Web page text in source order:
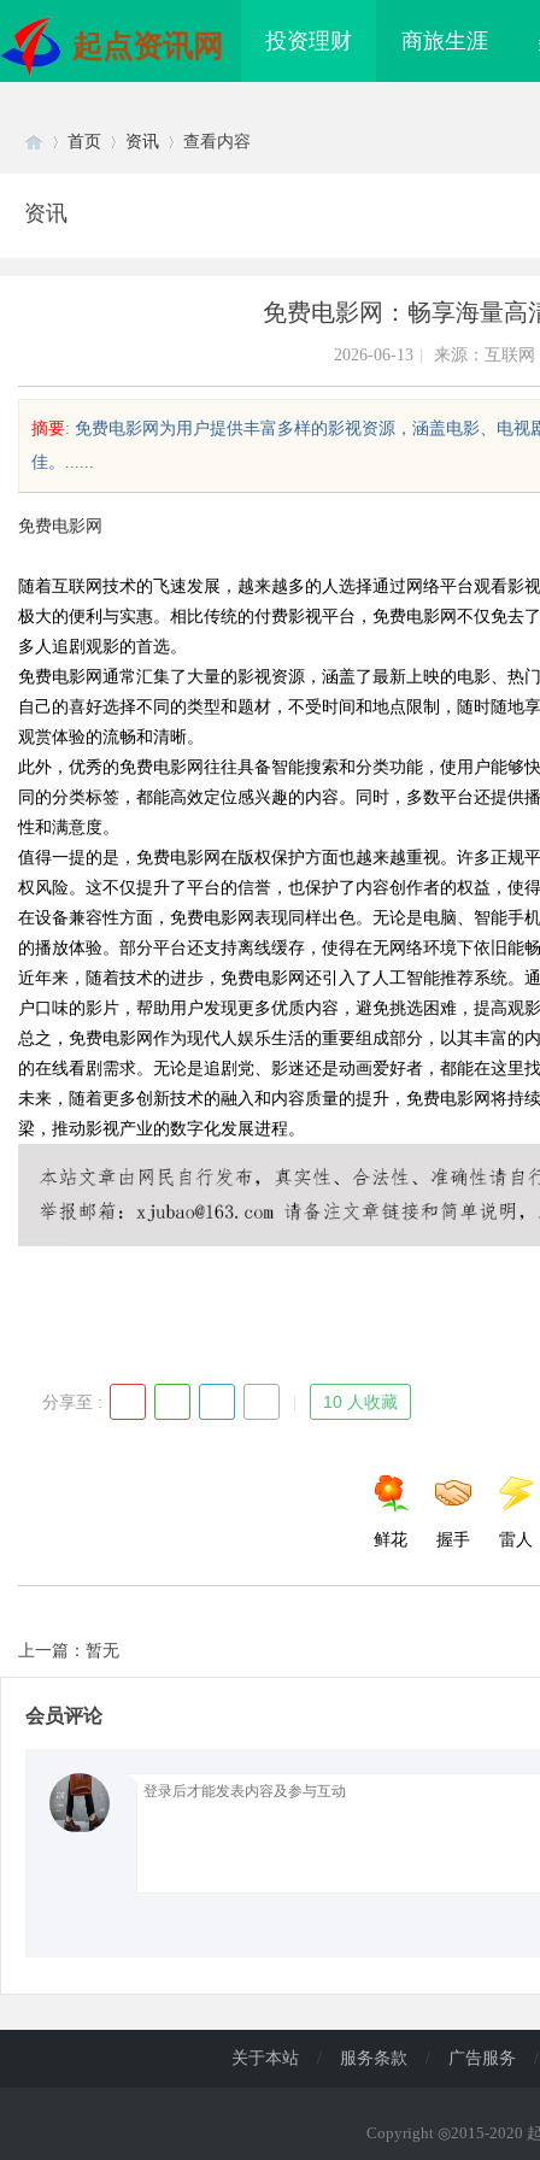
起点资讯网 投资理财 商旅生涯
uz
!
Bo
首页 资讯 查看内容
资讯
免费电影网：畅享海量高
2026-06-13 来源：互联网
摘要: 免费电影网为用户提供丰富多样的影视资源，涵盖电影、电
佳。......
免费电影网
随着互联网技术的飞速发展，越来越多的人选择通过网络平台观看影
极大的便利与实惠。相比传统的付费影视平台，免费电影网不仅免去
多人追剧观影的首选。
免费电影网通常汇集了大量的影视资源，涵盖了最新上映的电影、热
自己的喜好选择不同的类型和题材，不受时间和地点限制，随时随地
观赏体验的流畅和清晰。
此外，优秀的免费电影网往往具备智能搜索和分类功能，使用户能够
同的分类标签，都能高效定位感兴趣的内容。同时，多数平台还提
性和满意度。
值得一提的是，免费电影网在版权保护方面也越来越重视。许多正规
权风险。这不仅提升了平台的信誉，也保护了内容创作者的权益，使
在设备兼容性方面，免费电影网表现同样出色。无论是电脑、智能手
的播放体验。部分平台还支持离线缓存，使得在无网络环境下依旧能
近年来，随着技术的进步，免费电影网还引入了人工智能推荐系统。
户口味的影片，帮助用户发现更多优质内容，避免挑选困难，提高观
总之，免费电影网作为现代人娱乐生活的重要组成部分，以其丰富的
的在线看剧需求。无论是追剧党、影迷还是动画爱好者，都能在这里
未来，随着更多创新技术的融入和内容质量的提升，免费电影网将持
梁，推动影视产业的数字化发展进程。
分享至 : 10 人收藏
鲜花 握手 雷人
上一篇：暂无
会员评论
实验室，标准化研
传统中小企业怎么靠GEO让AI
关于本站 / 服务条款 / 广告服务 /
Copyright ◎2015-2020